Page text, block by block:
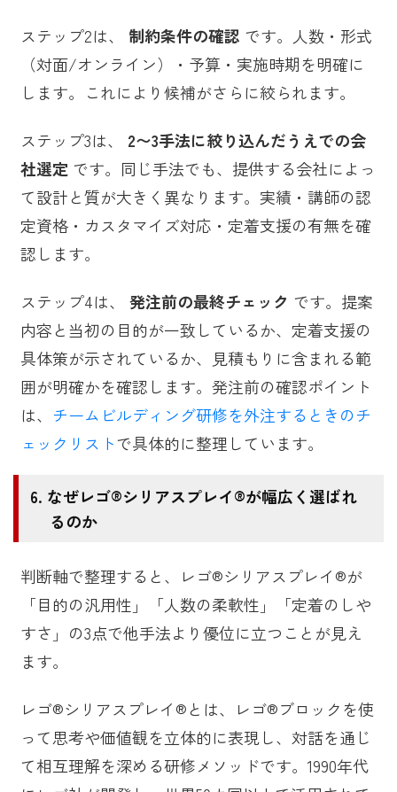
ステップ2は、 制約条件の確認 です。人数・形式
（対面/オンライン）・予算・実施時期を明確に
します。これにより候補がさらに絞られます。
ステップ3は、 2〜3手法に絞り込んだうえでの会
社選定 です。同じ手法でも、提供する会社によっ
て設計と質が大きく異なります。実績・講師の認
定資格・カスタマイズ対応・定着支援の有無を確
認します。
ステップ4は、 発注前の最終チェック です。提案
内容と当初の目的が一致しているか、定着支援の
具体策が示されているか、見積もりに含まれる範
囲が明確かを確認します。発注前の確認ポイント
は、 チームビルディング研修を外注するときのチ
ェックリストで具体的に整理しています。
なぜレゴ®シリアスプレイ®が幅広く選ばれ
るのか
判断軸で整理すると、レゴ®シリアスプレイ®が
「目的の汎用性」「人数の柔軟性」「定着のしや
すさ」の3点で他手法より優位に立つことが見え
ます。
レゴ®シリアスプレイ®とは、レゴ®ブロックを使
って思考や価値観を立体的に表現し、対話を通じ
て相互理解を深める研修メソッドです。1990年代